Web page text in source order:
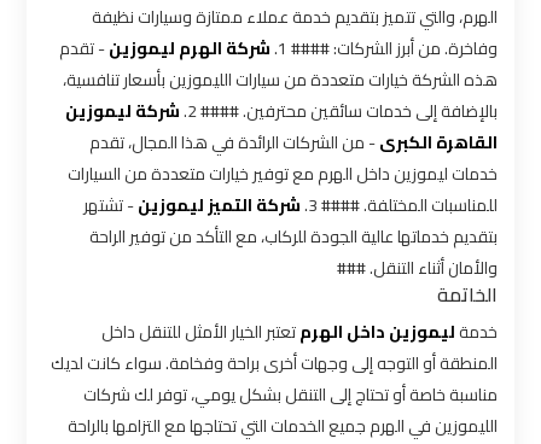
الهرم، والتي تتميز بتقديم خدمة عملاء ممتازة وسيارات نظيفة
وفاخرة. من أبرز الشركات: #### 1.
شركة الهرم ليموزين- تقدم
هذه الشركة خيارات متعددة من سيارات الليموزين بأسعار تنافسية،
بالإضافة إلى خدمات سائقين محترفين. #### 2.
شركة ليموزين
القاهرة الكبرى- من الشركات الرائدة في هذا المجال، تقدم
خدمات ليموزين داخل الهرم مع توفير خيارات متعددة من السيارات
للمناسبات المختلفة. #### 3.
شركة التميز ليموزين- تشتهر
بتقديم خدماتها عالية الجودة للركاب، مع التأكد من توفير الراحة
والأمان أثناء التنقل. ###
الخاتمة
خدمةليموزين داخل الهرمتعتبر الخيار الأمثل للتنقل داخل
المنطقة أو التوجه إلى وجهات أخرى براحة وفخامة. سواء كانت لديك
مناسبة خاصة أو تحتاج إلى التنقل بشكل يومي، توفر لك شركات
الليموزين في الهرم جميع الخدمات التي تحتاجها مع التزامها بالراحة
الغردقه
ليموزين
الاسكندريه
السويس
ليموزين
الاسكندريه
الشيخ
ليموزين
الاسكندريه